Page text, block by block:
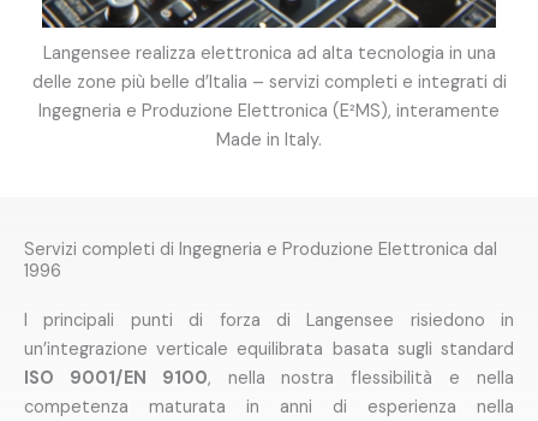
Langensee realizza elettronica ad alta tecnologia in una
delle zone più belle d’Italia – servizi completi e integrati di
Ingegneria e Produzione Elettronica (E²MS), interamente
Made in Italy.
Servizi completi di Ingegneria e Produzione Elettronica dal
1996
I principali punti di forza di Langensee risiedono in
un’integrazione verticale equilibrata basata sugli standard
ISO 9001/EN 9100, nella nostra flessibilità e nella
competenza maturata in anni di esperienza nella